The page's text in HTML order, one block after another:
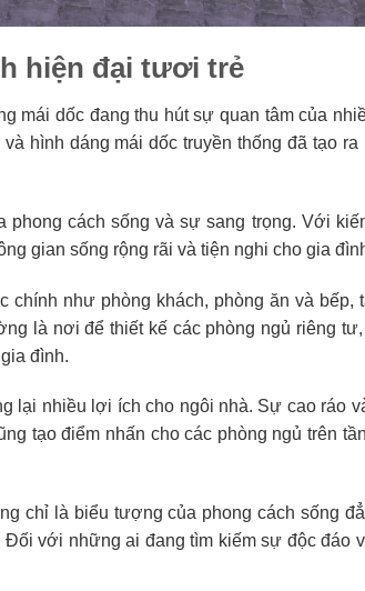
hiện đại tươi trẻ
mái dốc đang thu hút sự quan tâm của
hình dáng mái dốc truyền thống đã tạo ra
cách sống và sự sang trọng. Với
gian sống rộng rãi và tiện nghi cho gia
như phòng khách, phòng ăn và bếp,
là nơi để thiết kế các phòng ngủ riêng
đình.
lại nhiều lợi ích cho ngôi nhà. Sự cao ráo
tạo điểm nhấn cho các phòng ngủ trên
chỉ là biểu tượng của phong cách sống
với những ai đang tìm kiếm sự độc đáo